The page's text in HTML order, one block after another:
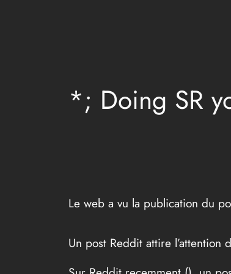
*; Doing SR
Le web a vu la publication du
Un post Reddit attire